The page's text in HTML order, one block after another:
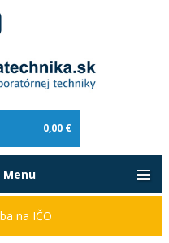
0,00 €
na IČO
Menu